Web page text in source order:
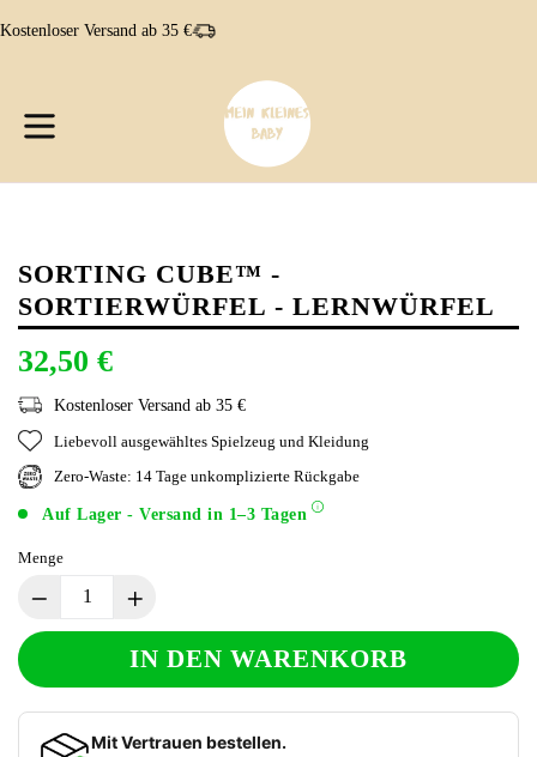
zum
Kostenloser Versand ab 35 €
erweitern/zusammenklappen
SORTING CUBE™ -
SORTIERWÜRFEL - LERNWÜRFEL
32,50 €
Kostenloser Versand ab 35 €
Liebevoll ausgewähltes Spielzeug und Kleidung
Zero-Waste: 14 Tage unkomplizierte Rückgabe
Auf Lager - Versand in 1–3 Tagen
Menge
IN DEN WARENKORB
Mit Vertrauen bestellen.